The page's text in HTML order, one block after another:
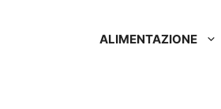
ALIMENTAZIONE